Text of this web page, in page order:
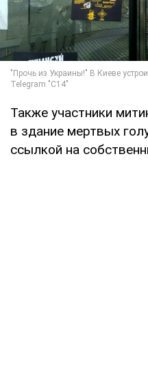
Также участники
в здание мертвых
ссылкой на